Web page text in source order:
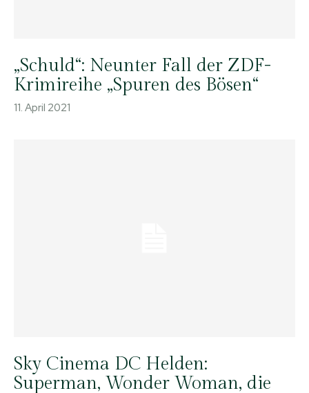
„Schuld“: Neunter Fall der ZDF-
Krimireihe „Spuren des Bösen“
11. April 2021
Sky Cinema DC Helden:
Superman, Wonder Woman, die